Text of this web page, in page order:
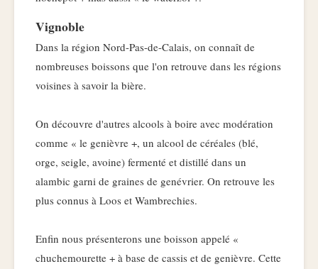
Vignoble
Dans la région Nord-Pas-de-Calais, on connaît de
nombreuses boissons que l'on retrouve dans les régions
voisines à savoir la bière.
On découvre d'autres alcools à boire avec modération
comme « le genièvre +, un alcool de céréales (blé,
orge, seigle, avoine) fermenté et distillé dans un
alambic garni de graines de genévrier. On retrouve les
plus connus à Loos et Wambrechies.
Enfin nous présenterons une boisson appelé «
chuchemourette + à base de cassis et de genièvre. Cette